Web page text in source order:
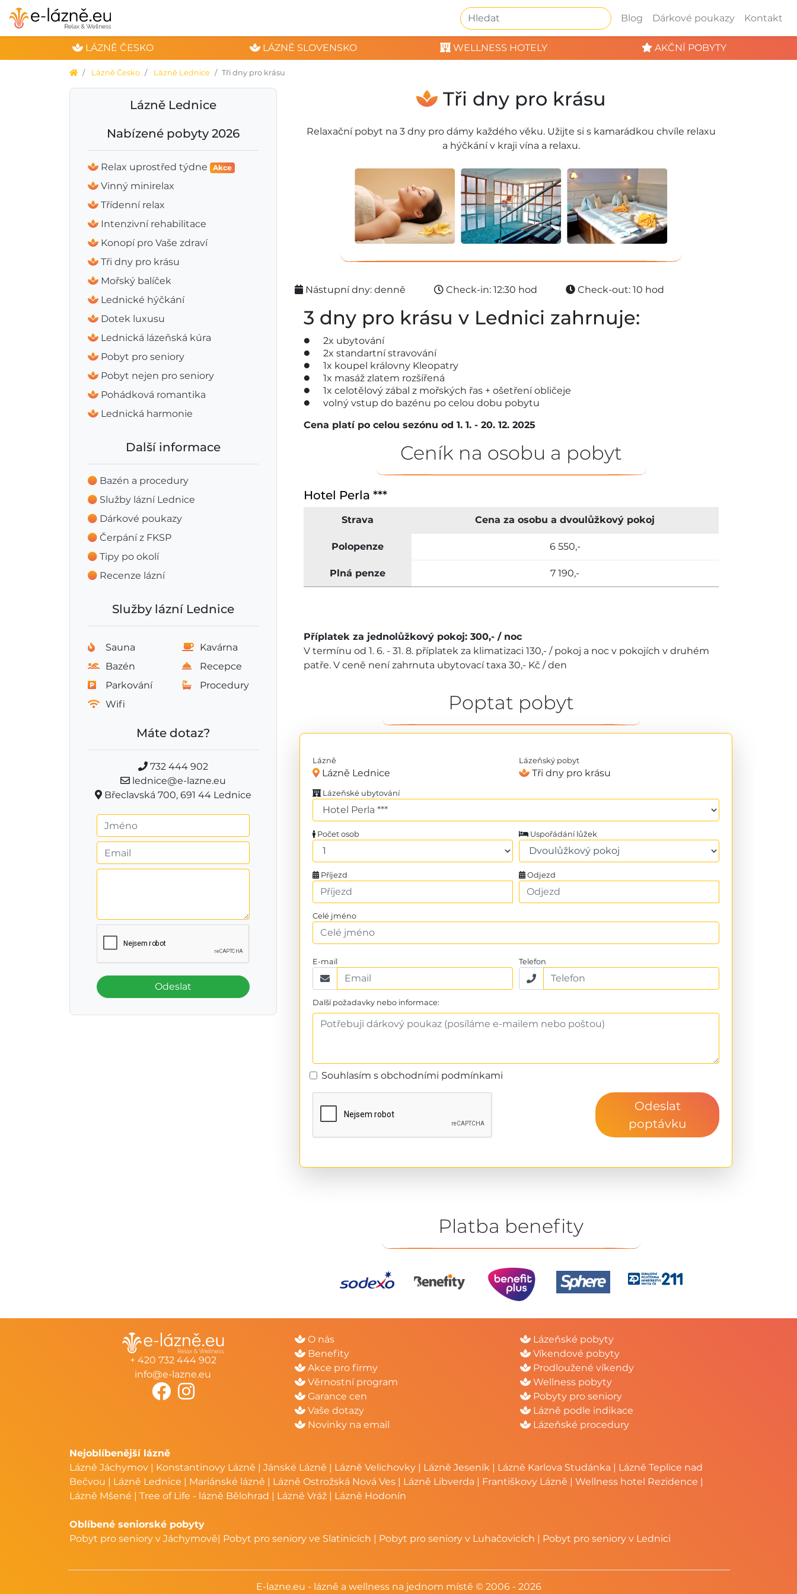
Blog Dárkové poukazy Kontakt
LÁZNĚ ČESKO LÁZNĚ SLOVENSKO WELLNESS HOTELY AKČNÍ POBYTY
Lázně Česko Lázně Lednice Tři dny pro krásu
Lázně Lednice
Nabízené pobyty 2026
Relax uprostřed týdne Akce
Vinný minirelax
Třídenní relax
Intenzivní rehabilitace
Konopí pro Vaše zdraví
Tři dny pro krásu
Mořský balíček
Lednické hýčkání
Dotek luxusu
Lednická lázeňská kúra
Pobyt pro seniory
Pobyt nejen pro seniory
Pohádková romantika
Lednická harmonie
Další informace
Bazén a procedury
Služby lázní Lednice
Dárkové poukazy
Čerpání z FKSP
Tipy po okolí
Recenze lázní
Služby lázní Lednice
Sauna
Kavárna
Bazén
Recepce
Parkování
Procedury
Wifi
Máte dotaz?
732 444 902
lednice@e-lazne.eu
Břeclavská 700, 691 44 Lednice
Odeslat
Tři dny pro krásu
Relaxační pobyt na 3 dny pro dámy každého věku. Užijte si s kamarádkou chvíle relaxu
a hýčkání v kraji vína a relaxu.
Nástupní dny: denně Check-in: 12:30 hod Check-out: 10 hod
3 dny pro krásu v Lednici zahrnuje:
2x ubytování
2x standartní stravování
1x koupel královny Kleopatry
1x masáž zlatem rozšířená
1x celotělový zábal z mořských řas + ošetření obličeje
volný vstup do bazénu po celou dobu pobytu
Cena platí po celou sezónu od 1. 1. - 20. 12. 2025
Ceník na osobu a pobyt
Hotel Perla ***
Strava Cena za osobu a dvoulůžkový pokoj
Polopenze 6 550,-
Plná penze 7 190,-
Příplatek za jednolůžkový pokoj: 300,- / noc
V termínu od 1. 6. - 31. 8. příplatek za klimatizaci 130,- / pokoj a noc v pokojích v druhém
patře. V ceně není zahrnuta ubytovací taxa 30,- Kč / den
Poptat pobyt
Lázně
Lázně Lednice
Lázeňský pobyt
Tři dny pro krásu
Lázeňské ubytování
Počet osob Uspořádání lůžek
Příjezd Odjezd
Celé jméno
E-mail Telefon
Další požadavky nebo informace:
Souhlasím s obchodními podmínkami
Odeslat
poptávku
Platba benefity
+ 420 732 444 902
info@e-lazne.eu
O nás
Benefity
Akce pro firmy
Věrnostní program
Garance cen
Vaše dotazy
Novinky na email
Lázeňské pobyty
Víkendové pobyty
Prodloužené víkendy
Wellness pobyty
Pobyty pro seniory
Lázně podle indikace
Lázeňské procedury
Nejoblíbenější lázně
Lázně Jáchymov | Konstantinovy Lázně | Jánské Lázně | Lázně Velichovky | Lázně Jeseník | Lázně Karlova Studánka | Lázně Teplice nad
Bečvou | Lázně Lednice | Mariánské lázně | Lázně Ostrožská Nová Ves | Lázně Libverda | Františkovy Lázně | Wellness hotel Rezidence |
Lázně Mšené | Tree of Life - lázně Bělohrad | Lázně Vráž | Lázně Hodonín
Oblíbené seniorské pobyty
Pobyt pro seniory v Jáchymově| Pobyt pro seniory ve Slatinicích | Pobyt pro seniory v Luhačovicích | Pobyt pro seniory v Lednici
E-lazne.eu - lázně a wellness na jednom místě © 2006 - 2026